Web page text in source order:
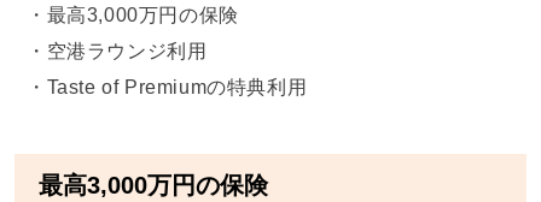
最高3,000万円の保険
空港ラウンジ利用
Taste of Premiumの特典利用
最高3,000万円の保険